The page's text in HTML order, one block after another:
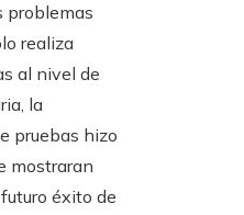
problemas
realiza
al nivel de
la
pruebas hizo
mostraran
éxito de